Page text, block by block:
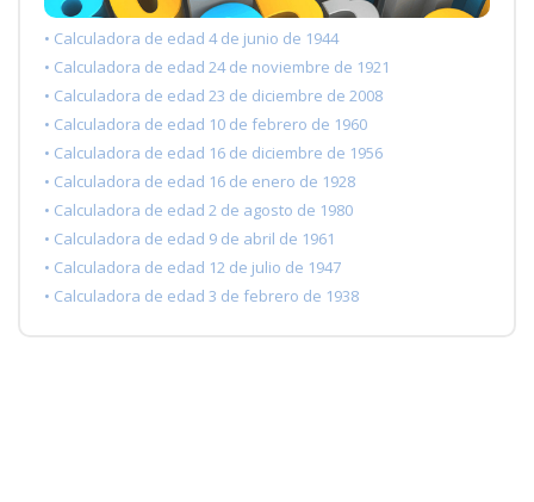
• Calculadora de edad 4 de junio de 1944
• Calculadora de edad 24 de noviembre de 1921
• Calculadora de edad 23 de diciembre de 2008
• Calculadora de edad 10 de febrero de 1960
• Calculadora de edad 16 de diciembre de 1956
• Calculadora de edad 16 de enero de 1928
• Calculadora de edad 2 de agosto de 1980
• Calculadora de edad 9 de abril de 1961
• Calculadora de edad 12 de julio de 1947
• Calculadora de edad 3 de febrero de 1938